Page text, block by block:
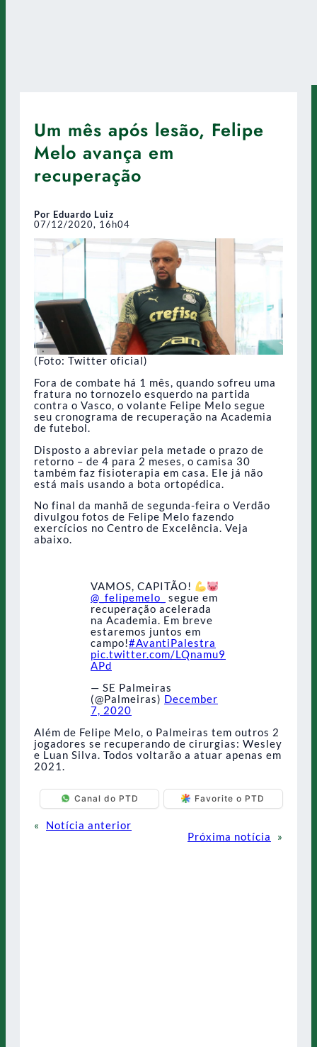
Um mês após lesão, Felipe
Melo avança em
recuperação
Por Eduardo Luiz
07/12/2020, 16h04
(Foto: Twitter oficial)
Fora de combate há 1 mês, quando sofreu uma
fratura no tornozelo esquerdo na partida
contra o Vasco, o volante Felipe Melo segue
seu cronograma de recuperação na Academia
de futebol.
Disposto a abreviar pela metade o prazo de
retorno – de 4 para 2 meses, o camisa 30
também faz fisioterapia em casa. Ele já não
está mais usando a bota ortopédica.
No final da manhã de segunda-feira o Verdão
divulgou fotos de Felipe Melo fazendo
exercícios no Centro de Excelência. Veja
abaixo.
VAMOS, CAPITÃO!
@_felipemelo_
segue em
recuperação acelerada
na Academia. Em breve
estaremos juntos em
campo!#AvantiPalestra
pic.twitter.com/LQnamu9
APd
— SE Palmeiras
(@Palmeiras) December
7, 2020
Além de Felipe Melo, o Palmeiras tem outros 2
jogadores se recuperando de cirurgias: Wesley
e Luan Silva. Todos voltarão a atuar apenas em
2021.
Canal do PTD Favorite o PTD
«
Notícia anterior
Próxima notícia
»